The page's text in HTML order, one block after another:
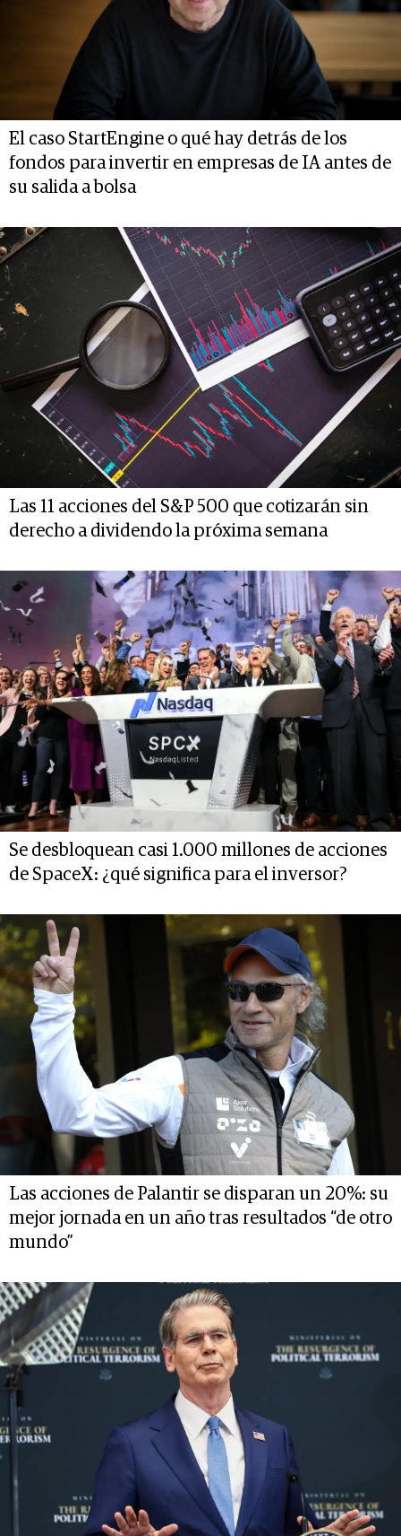
El caso StartEngine o qué hay detrás de los
fondos para invertir en empresas de IA antes de
su salida a bolsa
Las 11 acciones del S&P 500 que cotizarán sin
derecho a dividendo la próxima semana
Se desbloquean casi 1.000 millones de acciones
de SpaceX: ¿qué significa para el inversor?
Las acciones de Palantir se disparan un 20%: su
mejor jornada en un año tras resultados “de otro
mundo”